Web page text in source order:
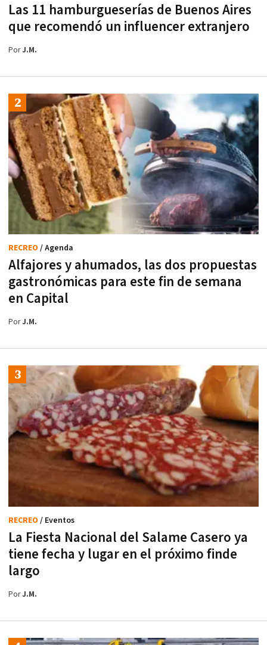
Las 11 hamburgueserías de Buenos Aires
que recomendó un influencer extranjero
PorJ.M.
Alfajores y ahumados, las dos propuestas
gastronómicas para este fin de semana
en Capital
RECREO / Agenda
PorJ.M.
La Fiesta Nacional del Salame Casero ya
tiene fecha y lugar en el próximo finde
largo
RECREO / Eventos
PorJ.M.